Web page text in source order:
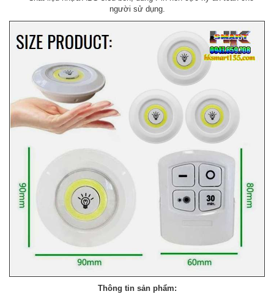
người sử dụng.
Thông tin sản phẩm: